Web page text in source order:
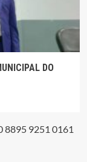
DO
8895 9251 0161